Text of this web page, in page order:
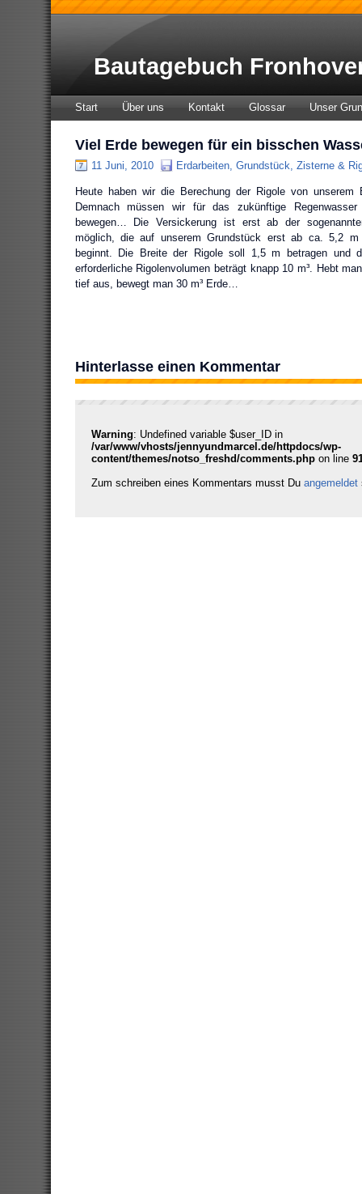
Bautagebuch
Start Über uns Kontakt Glossar Unser
Viel Erde bewegen für ein bisschen
11 Juni, 2010 Erdarbeiten, Grundstück, Zisterne &
Heute haben wir die Berechung der Rigole von unserem
Demnach müssen wir für das zukünftige
bewegen… Die Versickerung ist erst ab der
möglich, die auf unserem Grundstück erst ab ca. 5,2 m
beginnt. Die Breite der Rigole soll 1,5 m betragen und
erforderliche Rigolenvolumen beträgt knapp 10 m³. Hebt
tief aus, bewegt man 30 m³ Erde…
Hinterlasse einen Kommentar
Warning: Undefined variable $user_ID in
/var/www/vhosts/jennyundmarcel.de/httpdocs/wp-
content/themes/notso_freshd/comments.phpon line
Zum schreiben eines Kommentars musst Du angemeldet